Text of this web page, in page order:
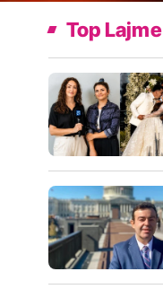
Top Lajme